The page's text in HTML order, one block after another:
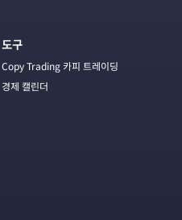
도구
Copy Trading 카피 트레이딩
경제 캘린더